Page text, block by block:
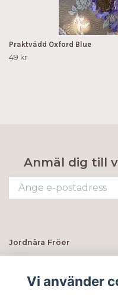
Praktvädd Oxford Blue
49 kr
Anmäl dig till
Jordnära Fröer
Vi använder